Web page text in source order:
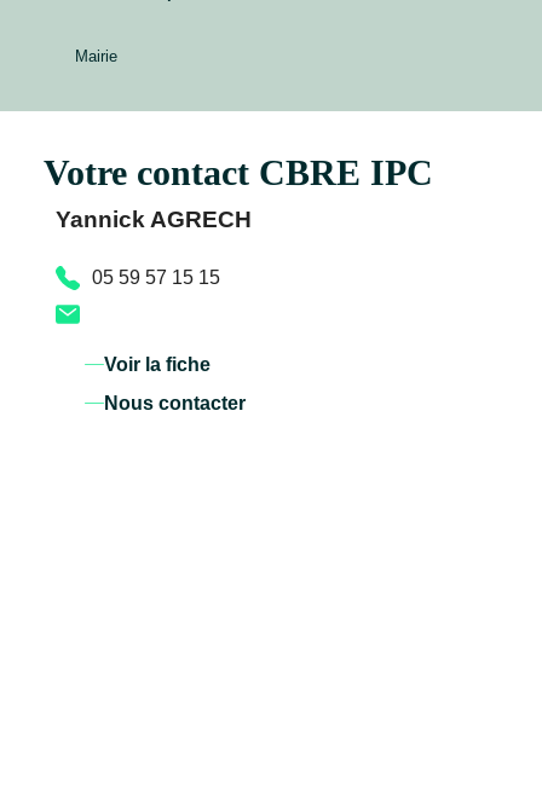
Mairie
Votre contact CBRE IPC
Yannick AGRECH
05 59 57 15 15
Voir la fiche
Nous contacter